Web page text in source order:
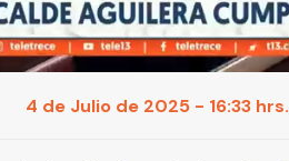
4 de Julio de 2025 - 16:33 hrs.